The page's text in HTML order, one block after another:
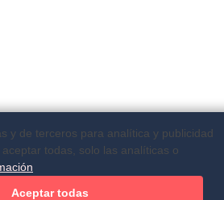
y de terceros para analítica y publicidad
todas, solo las analíticas o
Aceptar todas